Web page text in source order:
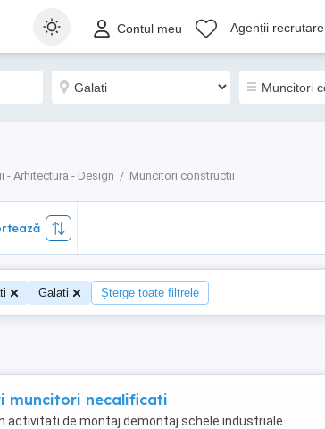
Contul meu Agenții recrutare
- Arhitectura - Design Muncitori constructii
Galati Șterge toate filtrele
muncitori necalificati
activitati de montaj demontaj schele industriale